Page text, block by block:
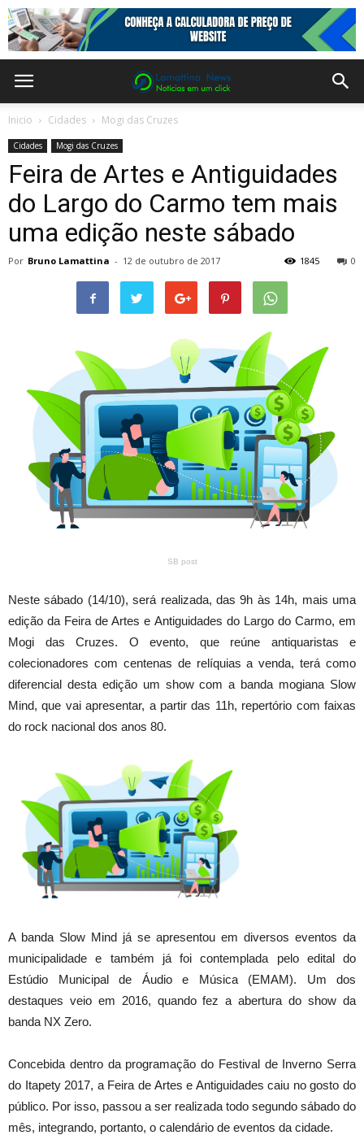
Inicio Cidades Mogi das Cruzes
Cidades Mogi das Cruzes
Feira de Artes e Antiguidades
do Largo do Carmo tem mais
uma edição neste sábado
Por Bruno Lamattina - 12 de outubro de 2017 0
1845
SB post
Neste sábado (14/10), será realizada, das 9h às 14h, mais uma
edição da Feira de Artes e Antiguidades do Largo do Carmo, em
Mogi das Cruzes. O evento, que reúne antiquaristas e
colecionadores com centenas de relíquias a venda, terá como
diferencial desta edição um show com a banda mogiana Slow
Mind, que vai apresentar, a partir das 11h, repertório com faixas
do rock nacional dos anos 80.
A banda Slow Mind já se apresentou em diversos eventos da
municipalidade e também já foi contemplada pelo edital do
Estúdio Municipal de Áudio e Música (EMAM). Um dos
destaques veio em 2016, quando fez a abertura do show da
banda NX Zero.
Concebida dentro da programação do Festival de Inverno Serra
do Itapety 2017, a Feira de Artes e Antiguidades caiu no gosto do
público. Por isso, passou a ser realizada todo segundo sábado do
mês, integrando, portanto, o calendário de eventos da cidade.